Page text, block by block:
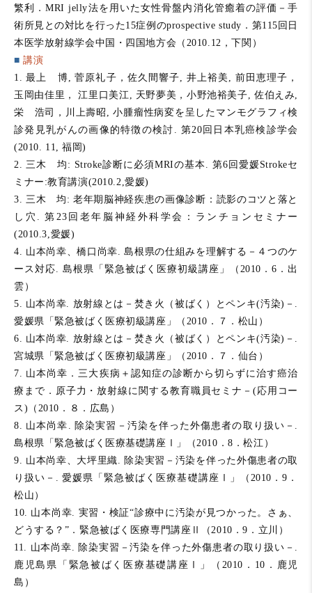
繁利．MRI jelly法を用いた女性骨盤内消化管癒着の評価－手
術所見との対比を行った15症例のprospective study．第115回日
本医学放射線学会中国・四国地方会（2010.12，下関）
■ 講演
1. 最上 博, 菅原礼子，佐久間響子, 井上裕美, 前田恵理子，
玉岡由佳里， 江里口美江, 天野夢美，小野池裕美子, 佐伯えみ,
栄 浩司，川上壽昭, 小腫瘤性病変を呈したマンモグラフィ検
診発見乳がんの画像的特徴の検討. 第20回日本乳癌検診学会
(2010. 11, 福岡)
2. 三木 均: Stroke診断に必須MRIの基本. 第6回愛媛Strokeセ
ミナー:教育講演(2010.2,愛媛)
3. 三木 均: 老年期脳神経疾患の画像診断：読影のコツと落と
し穴. 第23回老年脳神経外科学会：ランチョンセミナー
(2010.3,愛媛)
4. 山本尚幸、橋口尚幸. 島根県の仕組みを理解する－４つのケ
ース対応. 島根県「緊急被ばく医療初級講座」（2010．6．出
雲）
5. 山本尚幸. 放射線とは－焚き火（被ばく）とペンキ(汚染)－.
愛媛県「緊急被ばく医療初級講座」（2010．７．松山）
6. 山本尚幸. 放射線とは－焚き火（被ばく）とペンキ(汚染)－.
宮城県「緊急被ばく医療初級講座」（2010．７．仙台）
7. 山本尚幸．三大疾病＋認知症の診断から切らずに治す癌治
療まで．原子力・放射線に関する教育職員セミナ－(応用コー
ス)（2010．８．広島）
8. 山本尚幸. 除染実習－汚染を伴った外傷患者の取り扱い－.
島根県「緊急被ばく医療基礎講座Ⅰ」（2010．8．松江）
9. 山本尚幸、大坪里織. 除染実習－汚染を伴った外傷患者の取
り扱い－. 愛媛県「緊急被ばく医療基礎講座Ⅰ」（2010．9．
松山）
10. 山本尚幸. 実習・検証“診療中に汚染が見つかった。さぁ、
どうする？”．緊急被ばく医療専門講座Ⅱ（2010．9．立川）
11. 山本尚幸. 除染実習－汚染を伴った外傷患者の取り扱い－.
鹿児島県「緊急被ばく医療基礎講座Ⅰ」（2010．10．鹿児
島）